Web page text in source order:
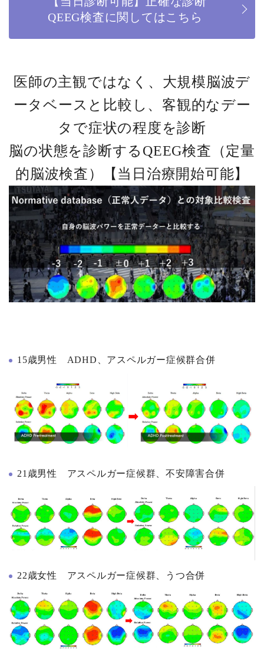
QEEG検査に関してはこちら
医師の主観ではなく、大規模脳波デ
ータベースと比較し、客観的なデー
タで症状の程度を診断
脳の状態を診断するQEEG検査（定量
的脳波検査）【当日治療開始可能】
15歳男性 ADHD、アスペルガー症候群合併
21歳男性 アスペルガー症候群、不安障害合併
22歳女性 アスペルガー症候群、うつ合併